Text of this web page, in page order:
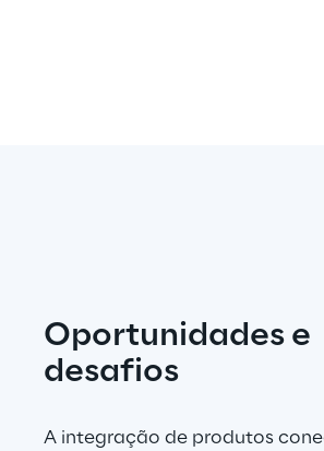
Oportunidades e
desafios
A integração de produtos